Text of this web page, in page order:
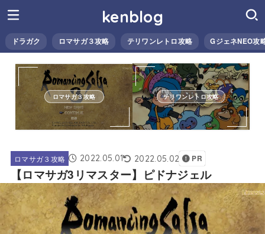
kenblog
ドラガク ロマサガ３攻略 テリワンレトロ攻略 GジェネNEO攻
ロマサガ３攻略 テリワンレトロ攻略
ロマサガ３攻略 2022.05.01 2022.05.02 PR
【ロマサガ3リマスター】ピドナジェル